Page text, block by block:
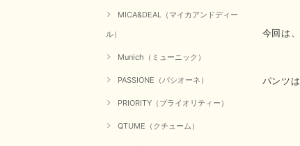
MICA&DEAL（マイカアンドディー
ル）
Munich（ミューニック）
PASSIONE（パシオーネ）
PRIORITY（プライオリティー）
QTUME（クチューム）
今回は
パンツ